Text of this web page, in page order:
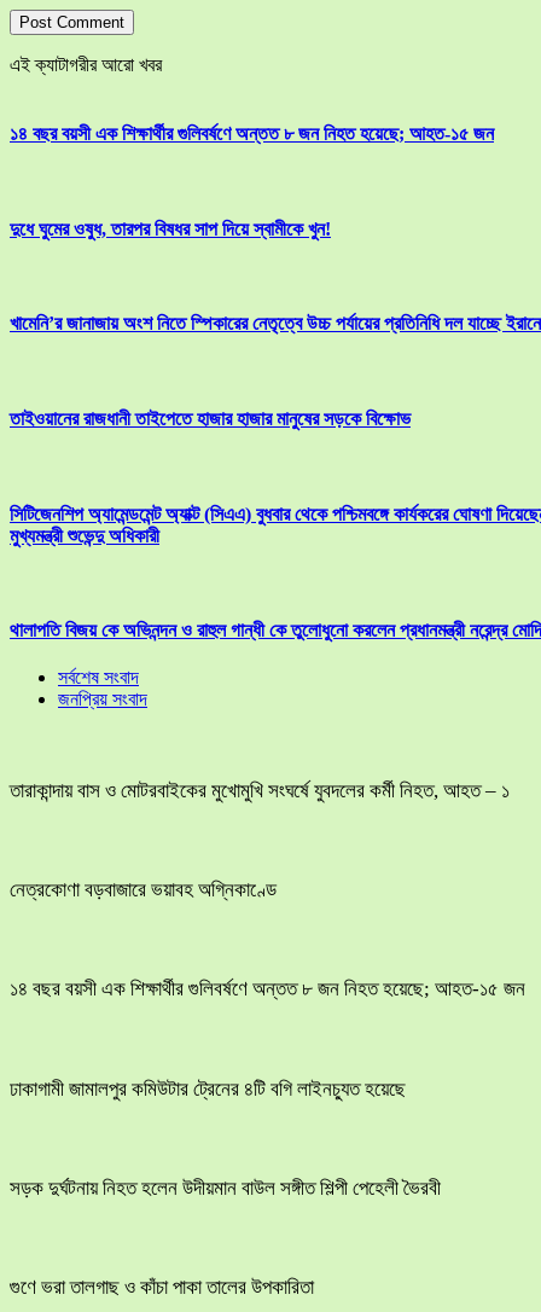
এই ক্যাটাগরীর আরো খবর
১৪ বছর বয়সী এক শিক্ষার্থীর গুলিবর্ষণে অন্তত ৮ জন নিহত হয়েছে; আহত-১৫ জন
দুধে ঘুমের ওষুধ, তারপর বিষধর সাপ দিয়ে স্বামীকে খুন!
খামেনি’র জানাজায় অংশ নিতে স্পিকারের নেতৃত্বে উচ্চ পর্যায়ের প্রতিনিধি দল যাচ্ছে ইরানে
তাইওয়ানের রাজধানী তাইপেতে হাজার হাজার মানুষের সড়কে বিক্ষোভ
সিটিজেনশিপ অ্যামেন্ডমেন্ট অ্যাক্ট (সিএএ) বুধবার থেকে পশ্চিমবঙ্গে কার্যকরের ঘোষণা
মুখ্যমন্ত্রী শুভেন্দু অধিকারী
থালাপতি বিজয় কে অভিনন্দন ও রাহুল গান্ধী কে তুলোধুনো করলেন প্রধানমন্ত্রী নরেন্দ্র মোদি
সর্বশেষ সংবাদ
জনপ্রিয় সংবাদ
তারাকান্দায় বাস ও মোটরবাইকের মুখোমুখি সংঘর্ষে যুবদলের কর্মী নিহত, আহত – ১
নেত্রকোণা বড়বাজারে ভয়াবহ অগ্নিকাণ্ডে
১৪ বছর বয়সী এক শিক্ষার্থীর গুলিবর্ষণে অন্তত ৮ জন নিহত হয়েছে; আহত-১৫ জন
ঢাকাগামী জামালপুর কমিউটার ট্রেনের ৪টি বগি লাইনচ্যুত হয়েছে
সড়ক দুর্ঘটনায় নিহত হলেন উদীয়মান বাউল সঙ্গীত শিল্পী পেহেলী ভৈরবী
গুণে ভরা তালগাছ ও কাঁচা পাকা তালের উপকারিতা